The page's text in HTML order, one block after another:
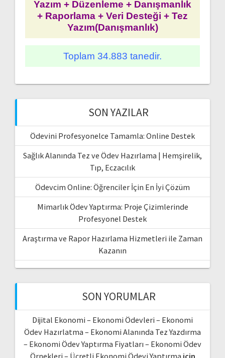
Yazım + Düzenleme + Danışmanlık
+ Raporlama + Veri Desteği + Tez
Yazım(Danışmanlık)
Toplam 34.883 tanedir.
SON YAZILAR
Ödevini Profesyonelce Tamamla: Online Destek
Sağlık Alanında Tez ve Ödev Hazırlama | Hemşirelik,
Tıp, Eczacılık
Ödevcim Online: Öğrenciler İçin En İyi Çözüm
Mimarlık Ödev Yaptırma: Proje Çizimlerinde
Profesyonel Destek
Araştırma ve Rapor Hazırlama Hizmetleri ile Zaman
Kazanın
SON YORUMLAR
Dijital Ekonomi – Ekonomi Ödevleri – Ekonomi
Ödev Hazırlatma – Ekonomi Alanında Tez Yazdırma
– Ekonomi Ödev Yaptırma Fiyatları – Ekonomi Ödev
Örnekleri – Ücretli Ekonomi Ödevi Yaptırma için